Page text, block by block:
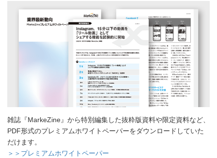
雑誌『MarkeZine』から特別編集した抜粋版資料や限定資料など、
PDF形式のプレミアムホワイトペーパーをダウンロードしていた
だけます。
＞＞プレミアムホワイトペーパー